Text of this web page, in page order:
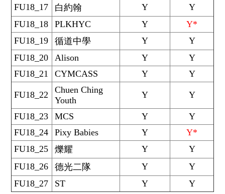
FU18_17
白約翰 Y
Y
FU18_18
PLKHYC Y
Y*
FU18_19
循道中學 Y
Y
FU18_20
Alison Y
Y
FU18_21
CYMCASS Y Y
FU18_22
Chuen Ching
Youth
Y Y
FU18_23 MCS Y
Y
FU18_24
Pixy Babies Y
Y*
FU18_25
爍耀 Y
Y
FU18_26
德光二隊 Y
Y
FU18_27
ST Y Y